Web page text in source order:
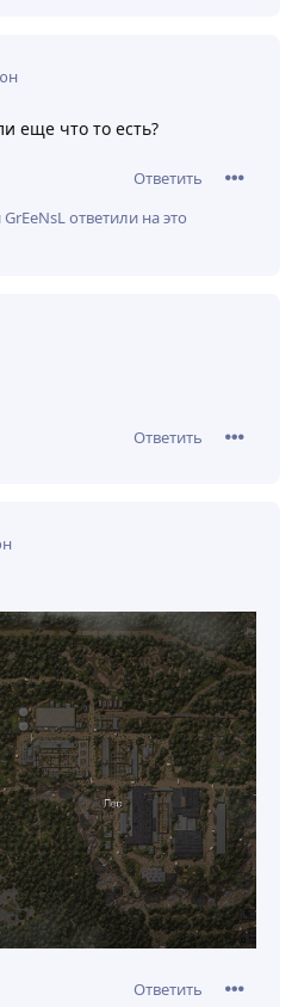
еще что то есть?
Ответить
GrEeNsLответили на это
Ответить
Ответить